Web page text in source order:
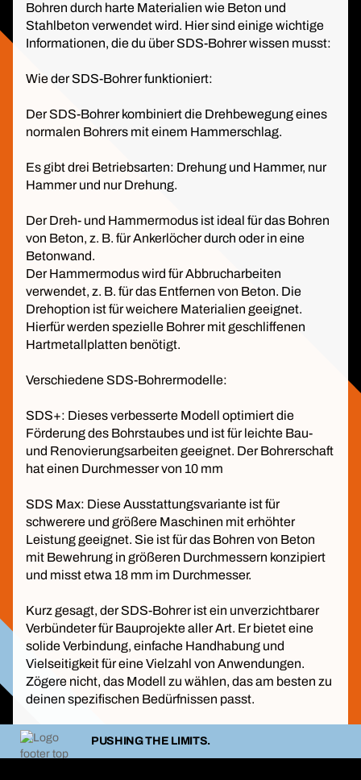
Bohren durch harte Materialien wie Beton und
Stahlbeton verwendet wird. Hier sind einige wichtige
Informationen, die du über SDS-Bohrer wissen musst:
Wie der SDS-Bohrer funktioniert:
Der SDS-Bohrer kombiniert die Drehbewegung eines
normalen Bohrers mit einem Hammerschlag.
Es gibt drei Betriebsarten: Drehung und Hammer, nur
Hammer und nur Drehung.
Der Dreh- und Hammermodus ist ideal für das Bohren
von Beton, z. B. für Ankerlöcher durch oder in eine
Betonwand.
Der Hammermodus wird für Abbrucharbeiten
verwendet, z. B. für das Entfernen von Beton. Die
Drehoption ist für weichere Materialien geeignet.
Hierfür werden spezielle Bohrer mit geschliffenen
Hartmetallplatten benötigt.
Verschiedene SDS-Bohrermodelle:
SDS+: Dieses verbesserte Modell optimiert die
Förderung des Bohrstaubes und ist für leichte Bau-
und Renovierungsarbeiten geeignet. Der Bohrerschaft
hat einen Durchmesser von 10 mm
SDS Max: Diese Ausstattungsvariante ist für
schwerere und größere Maschinen mit erhöhter
Leistung geeignet. Sie ist für das Bohren von Beton
mit Bewehrung in größeren Durchmessern konzipiert
und misst etwa 18 mm im Durchmesser.
Kurz gesagt, der SDS-Bohrer ist ein unverzichtbarer
Verbündeter für Bauprojekte aller Art. Er bietet eine
solide Verbindung, einfache Handhabung und
Vielseitigkeit für eine Vielzahl von Anwendungen.
Zögere nicht, das Modell zu wählen, das am besten zu
deinen spezifischen Bedürfnissen passt.
PUSHING THE LIMITS.